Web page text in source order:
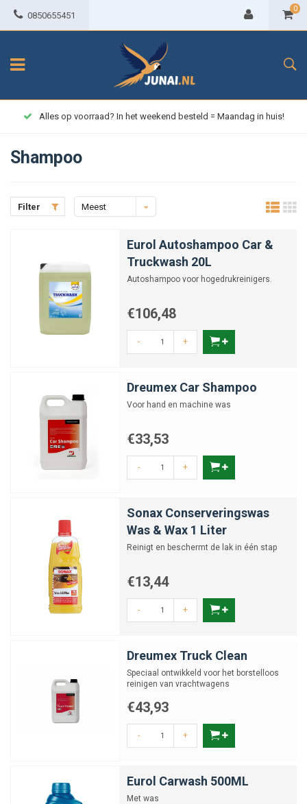
0850655451
0
Alles op voorraad? In het weekend besteld = Maandag in huis!
Shampoo
Filter
Meest
Eurol Autoshampoo Car &
Truckwash 20L
Autoshampoo voor hogedrukreinigers.
€106,48
- +
Dreumex Car Shampoo
Voor hand en machine was
€33,53
- +
Sonax Conserveringswas
Was & Wax 1 Liter
Reinigt en beschermt de lak in één stap
€13,44
- +
Dreumex Truck Clean
Speciaal ontwikkeld voor het borstelloos
reinigen van vrachtwagens
€43,93
- +
Eurol Carwash 500ML
Met was